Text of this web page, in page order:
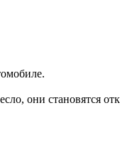
они становятся